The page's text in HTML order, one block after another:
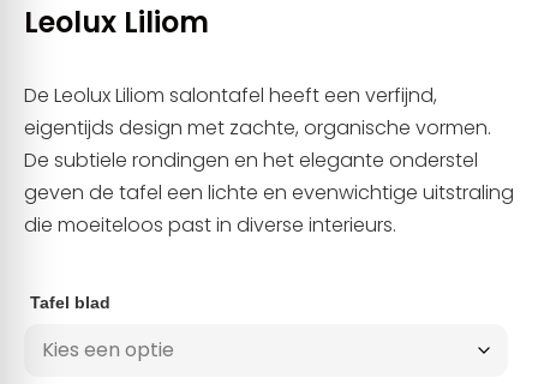
Leolux Liliom
De Leolux Liliom salontafel heeft een verfijnd,
eigentijds design met zachte, organische vormen.
De subtiele rondingen en het elegante onderstel
geven de tafel een lichte en evenwichtige uitstraling
die moeiteloos past in diverse interieurs.
Tafel blad